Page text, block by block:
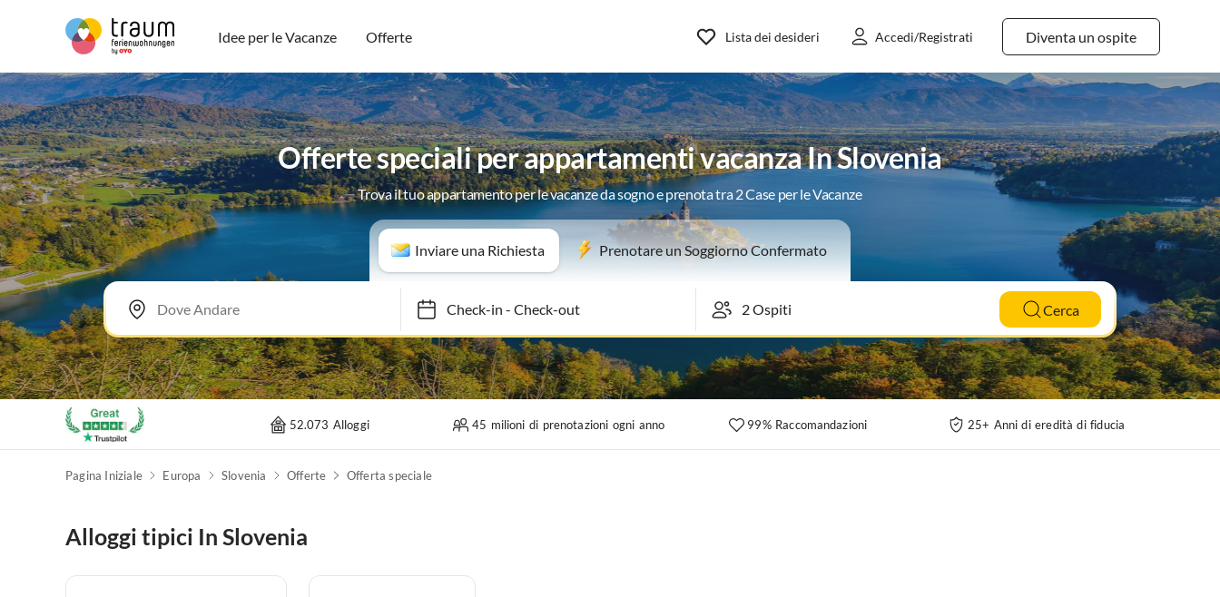
Idee per le Vacanze Offerte Diventa un ospite
Lista dei desideri Accedi/Registrati
Offerte speciali per appartamenti vacanza In Slovenia
Trova il tuo appartamento per le vacanze da sogno e prenota tra 2 Case per le Vacanze
Inviare una Richiesta Prenotare un Soggiorno Confermato
Check-in- Check-out Cerca
52.073 Alloggi 45 milioni di prenotazioni ogni anno 99% Raccomandazioni 25+ Anni di eredità di fiducia
Pagina Iniziale Europa Slovenia Offerte Offerta speciale
Alloggi tipici In Slovenia